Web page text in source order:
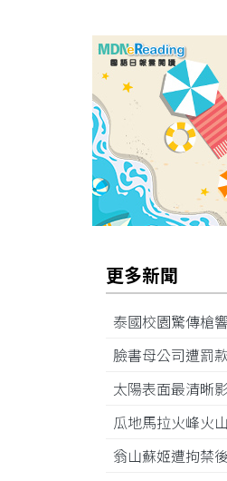
更多新聞
泰國校園驚傳
臉書母公司遭罰
太陽表面最清晰
瓜地馬拉火峰火
翁山蘇姬遭拘